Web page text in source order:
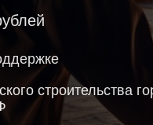
строительства